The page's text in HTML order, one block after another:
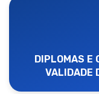
DIPLOMAS E
VALIDADE